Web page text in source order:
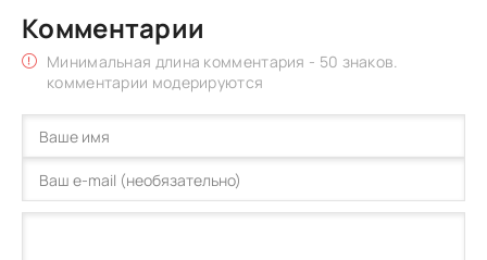
Комментарии
Минимальная длина комментария - 50 знаков.
комментарии модерируются